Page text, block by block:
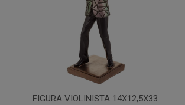
FIGURA VIOLINISTA 14X12,5X33